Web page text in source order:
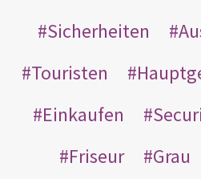
Sicherheiten
Touristen
Einkaufen
Friseur
Grau